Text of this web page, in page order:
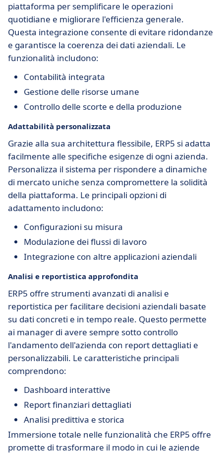
piattaforma per semplificare le operazioni
quotidiane e migliorare l'efficienza generale.
Questa integrazione consente di evitare ridondanze
e garantisce la coerenza dei dati aziendali. Le
funzionalità includono:
Contabilità integrata
Gestione delle risorse umane
Controllo delle scorte e della produzione
Adattabilità personalizzata
Grazie alla sua architettura flessibile, ERP5 si adatta
facilmente alle specifiche esigenze di ogni azienda.
Personalizza il sistema per rispondere a dinamiche
di mercato uniche senza compromettere la solidità
della piattaforma. Le principali opzioni di
adattamento includono:
Configurazioni su misura
Modulazione dei flussi di lavoro
Integrazione con altre applicazioni aziendali
Analisi e reportistica approfondita
ERP5 offre strumenti avanzati di analisi e
reportistica per facilitare decisioni aziendali basate
su dati concreti e in tempo reale. Questo permette
ai manager di avere sempre sotto controllo
l'andamento dell'azienda con report dettagliati e
personalizzabili. Le caratteristiche principali
comprendono:
Dashboard interattive
Report finanziari dettagliati
Analisi predittiva e storica
Immersione totale nelle funzionalità che ERP5 offre
promette di trasformare il modo in cui le aziende